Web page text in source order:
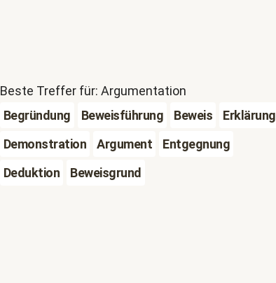
Beste Treffer für: Argumentation
Begründung
Beweisführung Beweis
Erklärung
Demonstration
Argument
Entgegnung
Deduktion
Beweisgrund